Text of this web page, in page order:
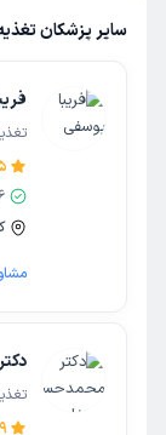
سایر پزشکان